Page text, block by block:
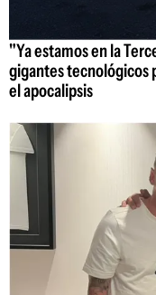
"Ya estamos en la
gigantes tecnológicos
el apocalipsis